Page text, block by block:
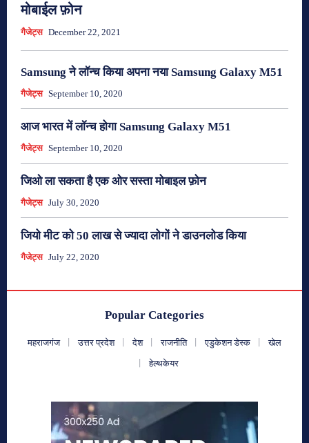
मोबाईल फ़ोन
गैजेट्स December 22, 2021
Samsung ने लॉन्च किया अपना नया Samsung Galaxy M51
गैजेट्स September 10, 2020
आज भारत में लॉन्च होगा Samsung Galaxy M51
गैजेट्स September 10, 2020
जिओ ला सकता है एक ओर सस्ता मोबाइल फ़ोन
गैजेट्स July 30, 2020
जियो मीट को 50 लाख से ज्यादा लोगों ने डाउनलोड किया
गैजेट्स July 22, 2020
Popular Categories
महराजगंज उत्तर प्रदेश देश राजनीति एडुकेशन डेस्क
खेल
हेल्थकेयर